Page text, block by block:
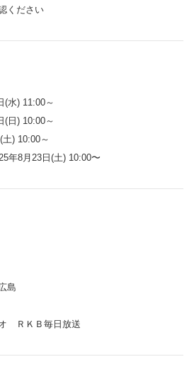
ください
(水) 11:00～
(日) 10:00～
土) 10:00～
年8月23日(土) 10:00〜
島
オ ＲＫＢ毎日放送